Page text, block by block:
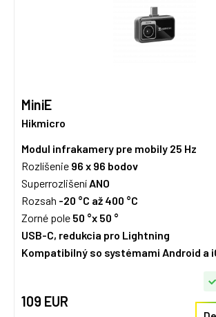
MiniE
Hikmicro
Modul infrakamery pre mobily 25 Hz
Rozlíšenie 96 x 96 bodov
Superrozlišení ANO
Rozsah -20 °C až 400 °C
Zorné pole 50 °x 50 °
USB-C, redukcia pro Lightning
Kompatibilný so systémami Android a
109 EUR